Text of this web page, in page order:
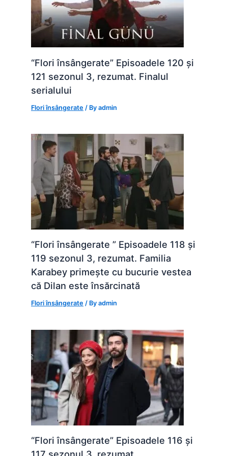
“Flori însângerate” Episoadele 120 și
121 sezonul 3, rezumat. Finalul
serialului
Flori însângerate / Byadmin
“Flori însângerate ” Episoadele 118 și
119 sezonul 3, rezumat. Familia
Karabey primește cu bucurie vestea
că Dilan este însărcinată
Flori însângerate / Byadmin
“Flori însângerate” Episoadele 116 și